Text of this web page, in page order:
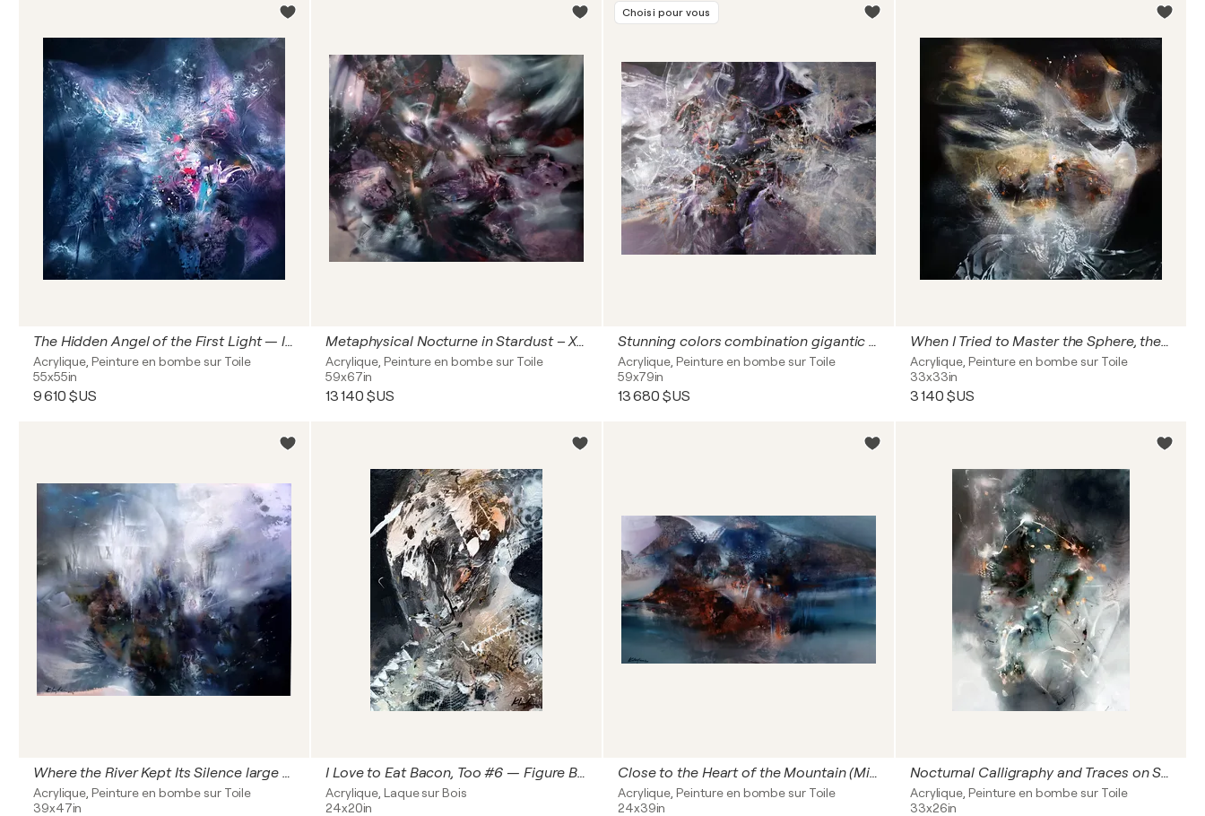
The Hidden Angel of the First Light — large ethereal dreamscape 140x140 cm • master Kloska
Acrylique, Peinture en bombe sur Toile
55x55in
9 610 $US
Metaphysical Nocturne in Stardust – XXL Abstract Exploration of a Possible World
Acrylique, Peinture en bombe sur Toile
59x67in
13 140 $US
Choisi pour vous
Stunning colors combination gigantic xxl abstract painting flyer by O Kloska
Acrylique, Peinture en bombe sur Toile
59x79in
13 680 $US
When I Tried to Master the Sphere, the Storm Began
Acrylique, Peinture en bombe sur Toile
33x33in
3 140 $US
Where the River Kept Its Silence large fantastic mindscape O Kloska
Acrylique, Peinture en bombe sur Toile
39x47in
I Love to Eat Bacon, Too #6 — Figure Between Ruin and Memory
Acrylique, Laque sur Bois
24x20in
Close to the Heart of the Mountain (Mindscape)
Acrylique, Peinture en bombe sur Toile
24x39in
Nocturnal Calligraphy and Traces on Snow | Contemporary Abstract Painting by Ovidiu Kloșka
Acrylique, Peinture en bombe sur Toile
33x26in